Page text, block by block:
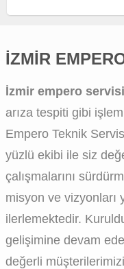
İZMIR
İzmir empero servisi
arıza tespiti gibi
Empero Teknik
yüzlü ekibi ile siz
çalışmalarını
misyon ve vizyonları
ilerlemektedir.
gelişimine devam
değerli